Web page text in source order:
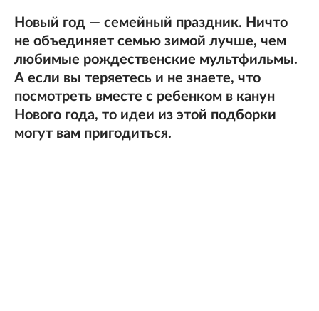
Новый год — семейный праздник. Ничто
не объединяет семью зимой лучше, чем
любимые рождественские мультфильмы.
А если вы теряетесь и не знаете, что
посмотреть вместе с ребенком в канун
Нового года, то идеи из этой подборки
могут вам пригодиться.